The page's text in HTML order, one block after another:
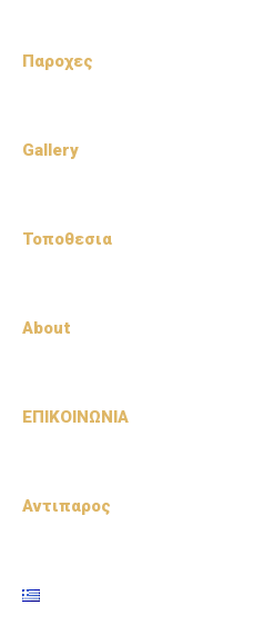
Παροχες
Gallery
Τοποθεσια
About
ΕΠΙΚΟΙΝΩΝΙΑ
Αντιπαρος